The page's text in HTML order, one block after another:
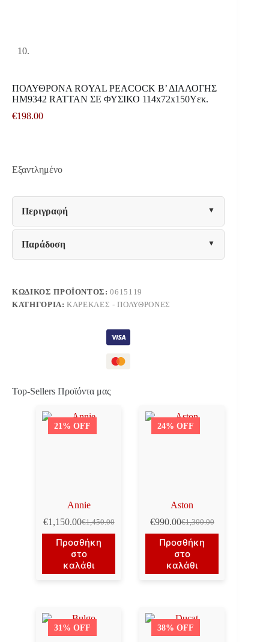
ΠΟΛΥΘΡΟΝΑ ROYAL PEACOCK Β’ ΔΙΑΛΟΓΗΣ
HM9342 RATTAN ΣΕ ΦΥΣΙΚΟ 114x72x150Yεκ.
€198.00
Εξαντλημένο
Περιγραφή
Παράδοση
ΚΩΔΙΚΌΣ ΠΡΟΪΌΝΤΟΣ:0615119
ΚΑΤΗΓΟΡΊΑ:ΚΑΡΈΚΛΕΣ - ΠΟΛΥΘΡΌΝΕΣ
Top-Sellers Προϊόντα μας
21% OFF
Annie
€1,450.00
Original
price
was:
€1,450.00.
€1,150.00Η
τρέχουσα
τιμή
είναι:
€1,150.00.
Προσθήκη
στο
καλάθι
24% OFF
Aston
€1,300.00
Original
price
was:
€1,300.00.
€990.00Η
τρέχουσα
τιμή
είναι:
€990.00.
Προσθήκη
στο
καλάθι
31% OFF 38% OFF